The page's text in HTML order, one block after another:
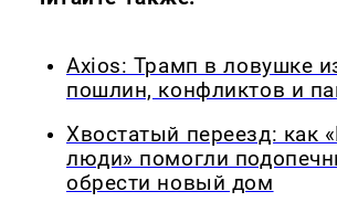
Axios: Трамп в ловушке
пошлин, конфликтов и
Хвостатый переезд: как
люди» помогли
обрести новый дом